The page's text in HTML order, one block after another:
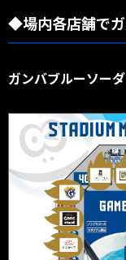
◆場内各店舗でガ
ガンバブルーソー